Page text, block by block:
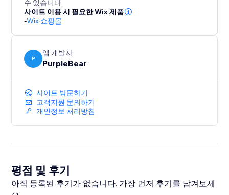
수 있습니다.
사이트 이용 시 필요한 Wix 제품
-Wix 쇼핑몰
P
앱 개발자
PurpleBear
사이트 방문하기
고객지원 문의하기
개인정보 처리방침
평점 및 후기
아직 등록된 후기가 없습니다. 가장 먼저 후기를 남겨보세